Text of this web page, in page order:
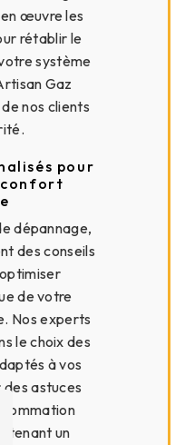
œuvre les
rétablir le
système
Gaz
nos clients
pour
dépannage,
des conseils
de votre
Nos experts
le choix des
à vos
astuces
un